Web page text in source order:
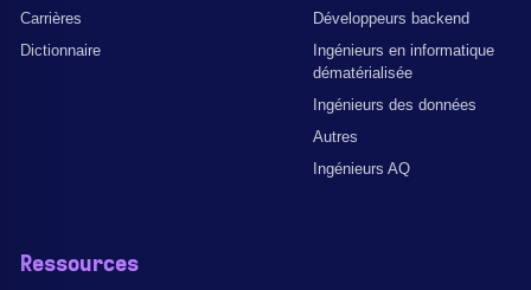
Carrières
Dictionnaire
Développeurs backend
Ingénieurs en informatique
dématérialisée
Ingénieurs des données
Autres
Ingénieurs AQ
Ressources